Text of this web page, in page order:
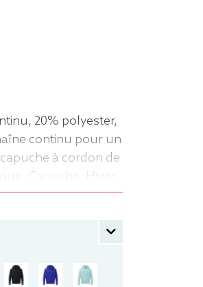
20% polyester,
continu pour un
à cordon de
Capuche, Hiver,